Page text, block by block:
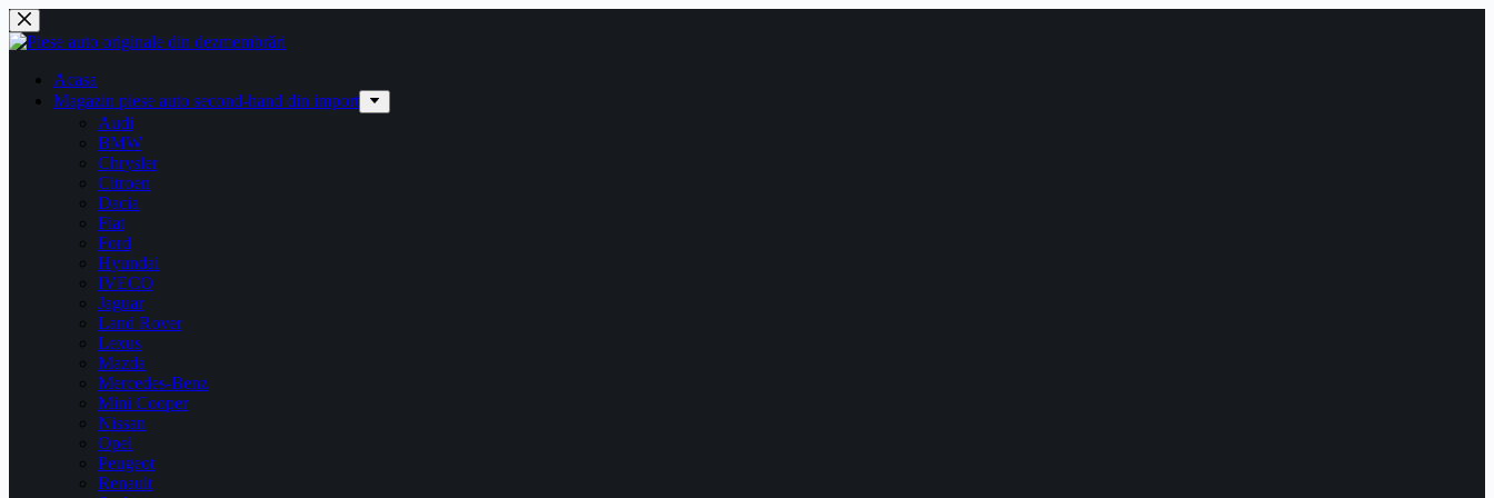
Sari
la
Acasa
Magazin piese auto second-hand din import
Audi
BMW
Chrysler
Citroen
Dacia
Fiat
Ford
Hyundai
IVECO
Jaguar
Land Rover
Lexus
Mazda
Mercedes-Benz
Mini Cooper
Nissan
Opel
Peugeot
Renault